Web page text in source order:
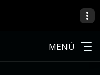
Ariana Grande-Faith
MENÚ